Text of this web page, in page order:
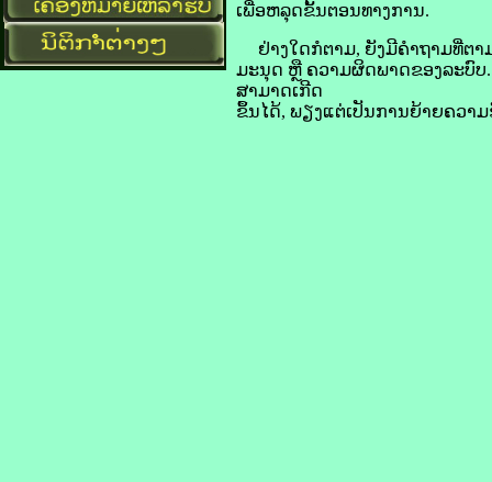
ເພື່ອ​ຫລຸດ​ຂັ້ນ​ຕອນ​ທາງ​ການ.
ຢ່າງໃດ​ກໍ​ຕາມ, ຍັງ​ມີ​ຄຳ​ຖາມ​ທີ່​ຕາ
ມະນຸດ ຫຼື ຄວາມ​ຜິດພາດ​ຂອງ​ລະບົບ.
ສາມາດ​ເກີດ​
ຂຶ້ນ​ໄດ້, ພຽງ​ແຕ່​ເປັນ​ການ​ຍ້າຍ​ຄວາ